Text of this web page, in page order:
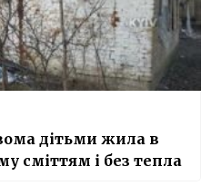
дітьми жила в
сміттям і без тепла